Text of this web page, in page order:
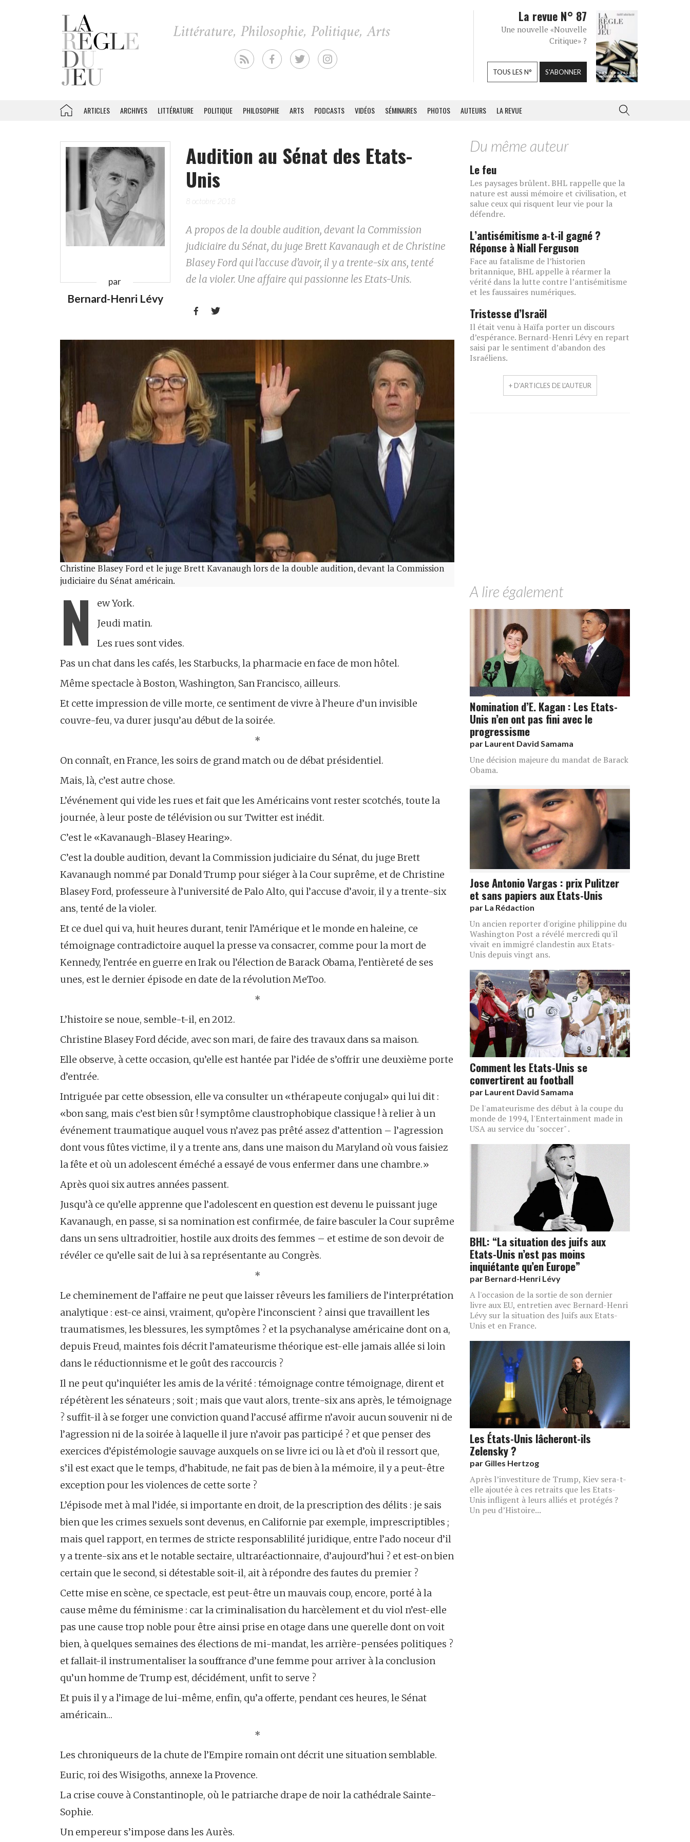
La revue N° 87
Une nouvelle «Nouvelle
Critique» ?
TOUS LES N° S'ABONNER
ARTICLES ARCHIVES LITTÉRATURE POLITIQUE PHILOSOPHIE ARTS PODCASTS VIDÉOS SÉMINAIRES PHOTOS AUTEURS LA REVUE
par
Bernard-Henri Lévy
Audition au Sénat des Etats-
Unis
8 octobre 2018
A propos de la double audition, devant la Commission
judiciaire du Sénat, du juge Brett Kavanaugh et de Christine
Blasey Ford qui l’accuse d’avoir, il y a trente-six ans, tenté
de la violer. Une affaire qui passionne les Etats-Unis.
 
Christine Blasey Ford et le juge Brett Kavanaugh lors de la double audition, devant la Commission
judiciaire du Sénat américain.
N
ew York.
Jeudi matin.
Les rues sont vides.
Pas un chat dans les cafés, les Starbucks, la pharmacie en face de mon hôtel.
Même spectacle à Boston, Washington, San Francisco, ailleurs.
Et cette impression de ville morte, ce sentiment de vivre à l’heure d’un invisible
couvre-feu, va durer jusqu’au début de la soirée.
*
On connaît, en France, les soirs de grand match ou de débat présidentiel.
Mais, là, c’est autre chose.
L’événement qui vide les rues et fait que les Américains vont rester scotchés, toute la
journée, à leur poste de télévision ou sur Twitter est inédit.
C’est le «Kavanaugh-Blasey Hearing».
C’est la double audition, devant la Commission judiciaire du Sénat, du juge Brett
Kavanaugh nommé par Donald Trump pour siéger à la Cour suprême, et de Christine
Blasey Ford, professeure à l’université de Palo Alto, qui l’accuse d’avoir, il y a trente-six
ans, tenté de la violer.
Et ce duel qui va, huit heures durant, tenir l’Amérique et le monde en haleine, ce
témoignage contradictoire auquel la presse va consacrer, comme pour la mort de
Kennedy, l’entrée en guerre en Irak ou l’élection de Barack Obama, l’entièreté de ses
unes, est le dernier épisode en date de la révolution MeToo.
*
L’histoire se noue, semble-t-il, en 2012.
Christine Blasey Ford décide, avec son mari, de faire des travaux dans sa maison.
Elle observe, à cette occasion, qu’elle est hantée par l’idée de s’offrir une deuxième porte
d’entrée.
Intriguée par cette obsession, elle va consulter un «thérapeute conjugal» qui lui dit :
«bon sang, mais c’est bien sûr ! symptôme claustrophobique classique ! à relier à un
événement traumatique auquel vous n’avez pas prêté assez d’attention – l’agression
dont vous fûtes victime, il y a trente ans, dans une maison du Maryland où vous faisiez
la fête et où un adolescent éméché a essayé de vous enfermer dans une chambre.»
Après quoi six autres années passent.
Jusqu’à ce qu’elle apprenne que l’adolescent en question est devenu le puissant juge
Kavanaugh, en passe, si sa nomination est confirmée, de faire basculer la Cour suprême
dans un sens ultradroitier, hostile aux droits des femmes – et estime de son devoir de
révéler ce qu’elle sait de lui à sa représentante au Congrès.
*
Le cheminement de l’affaire ne peut que laisser rêveurs les familiers de l’interprétation
analytique : est-ce ainsi, vraiment, qu’opère l’inconscient ? ainsi que travaillent les
traumatismes, les blessures, les symptômes ? et la psychanalyse américaine dont on a,
depuis Freud, maintes fois décrit l’amateurisme théorique est-elle jamais allée si loin
dans le réductionnisme et le goût des raccourcis ?
Il ne peut qu’inquiéter les amis de la vérité : témoignage contre témoignage, dirent et
répétèrent les sénateurs ; soit ; mais que vaut alors, trente-six ans après, le témoignage
? suffit-il à se forger une conviction quand l’accusé affirme n’avoir aucun souvenir ni de
l’agression ni de la soirée à laquelle il jure n’avoir pas participé ? et que penser des
exercices d’épistémologie sauvage auxquels on se livre ici ou là et d’où il ressort que,
s’il est exact que le temps, d’habitude, ne fait pas de bien à la mémoire, il y a peut-être
exception pour les violences de cette sorte ?
L’épisode met à mal l’idée, si importante en droit, de la prescription des délits : je sais
bien que les crimes sexuels sont devenus, en Californie par exemple, imprescriptibles ;
mais quel rapport, en termes de stricte responsablilité juridique, entre l’ado noceur d’il
y a trente-six ans et le notable sectaire, ultraréactionnaire, d’aujourd’hui ? et est-on bien
certain que le second, si détestable soit-il, ait à répondre des fautes du premier ?
Cette mise en scène, ce spectacle, est peut-être un mauvais coup, encore, porté à la
cause même du féminisme : car la criminalisation du harcèlement et du viol n’est-elle
pas une cause trop noble pour être ainsi prise en otage dans une querelle dont on voit
bien, à quelques semaines des élections de mi-mandat, les arrière-pensées politiques ?
et fallait-il instrumentaliser la souffrance d’une femme pour arriver à la conclusion
qu’un homme de Trump est, décidément, unfit to serve ?
Et puis il y a l’image de lui-même, enfin, qu’a offerte, pendant ces heures, le Sénat
américain…
*
Les chroniqueurs de la chute de l’Empire romain ont décrit une situation semblable.
Euric, roi des Wisigoths, annexe la Provence.
La crise couve à Constantinople, où le patriarche drape de noir la cathédrale Sainte-
Sophie.
Un empereur s’impose dans les Aurès.
Du même auteur
Le feu
Les paysages brûlent. BHL rappelle que la
nature est aussi mémoire et civilisation, et
salue ceux qui risquent leur vie pour la
défendre.
L’antisémitisme a-t-il gagné ?
Réponse à Niall Ferguson
Face au fatalisme de l’historien
britannique, BHL appelle à réarmer la
vérité dans la lutte contre l’antisémitisme
et les faussaires numériques.
Tristesse d’Israël
Il était venu à Haïfa porter un discours
d’espérance. Bernard-Henri Lévy en repart
saisi par le sentiment d’abandon des
Israéliens.
+ D'ARTICLES DE L'AUTEUR
A lire également
Nomination d’E. Kagan : Les Etats-
Unis n’en ont pas fini avec le
progressisme
par Laurent David Samama
Une décision majeure du mandat de Barack
Obama.
Jose Antonio Vargas : prix Pulitzer
et sans papiers aux Etats-Unis
par La Rédaction
Un ancien reporter d'origine philippine du
Washington Post a révélé mercredi qu'il
vivait en immigré clandestin aux Etats-
Unis depuis vingt ans.
Comment les Etats-Unis se
convertirent au football
par Laurent David Samama
De l'amateurisme des début à la coupe du
monde de 1994, l'Entertainment made in
USA au service du "soccer" .
BHL: “La situation des juifs aux
Etats-Unis n’est pas moins
inquiétante qu’en Europe”
par Bernard-Henri Lévy
A l'occasion de la sortie de son dernier
livre aux EU, entretien avec Bernard-Henri
Lévy sur la situation des Juifs aux Etats-
Unis et en France.
Les États-Unis lâcheront-ils
Zelensky ?
par Gilles Hertzog
Après l’investiture de Trump, Kiev sera-t-
elle ajoutée à ces retraits que les Etats-
Unis infligent à leurs alliés et protégés ?
Un peu d’Histoire...